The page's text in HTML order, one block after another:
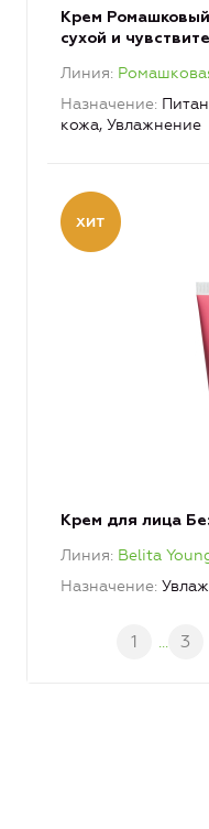
Крем
сухой и
Линия
Назначение
кожа, Увлажнение
Крем для лица
Линия Belita
Назначение
1 ... 3